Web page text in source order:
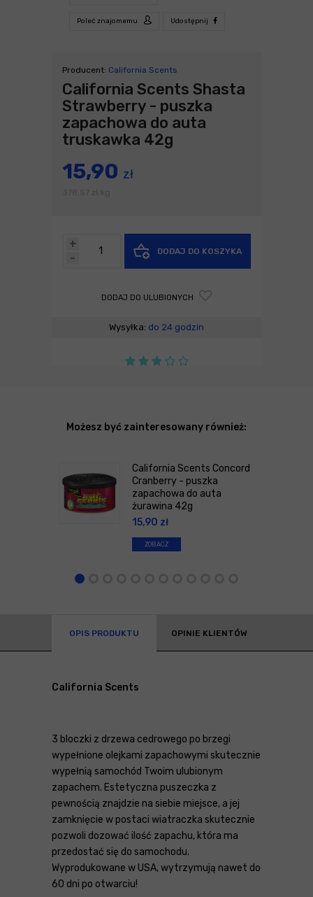
Poleć znajomemu Udostępnij
Producent: California Scents
California Scents Shasta
Strawberry - puszka
zapachowa do auta
truskawka 42g
15,90 zł
-
+
DODAJ DO KOSZYKA
DODAJ DO ULUBIONYCH
Wysyłka: do 24 godzin
Możesz być zainteresowany również:
California Scents Concord
Cranberry - puszka
zapachowa do auta
żurawina 42g
15,90 zł
ZOBACZ
OPIS PRODUKTU OPINIE KLIENTÓW
California Scents
3 bloczki z drzewa cedrowego po brzegi
wypełnione olejkami zapachowymi skutecznie
wypełnią samochód Twoim ulubionym
zapachem. Estetyczna puszeczka z
pewnością znajdzie na siebie miejsce, a jej
zamknięcie w postaci wiatraczka skutecznie
pozwoli dozować ilość zapachu, która ma
przedostać się do samochodu.
Wyprodukowane w USA, wytrzymują nawet do
60 dni po otwarciu!